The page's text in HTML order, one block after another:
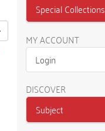
Special Collections
MY ACCOUNT
Login
DISCOVER
Subject